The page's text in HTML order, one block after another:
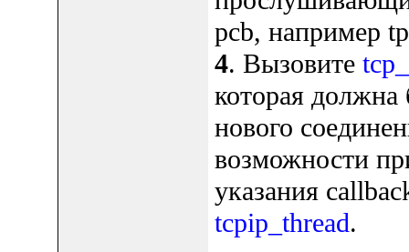
pcb, например
4. Вызовите
которая
нового
возможности
указания
tcpip_thread.